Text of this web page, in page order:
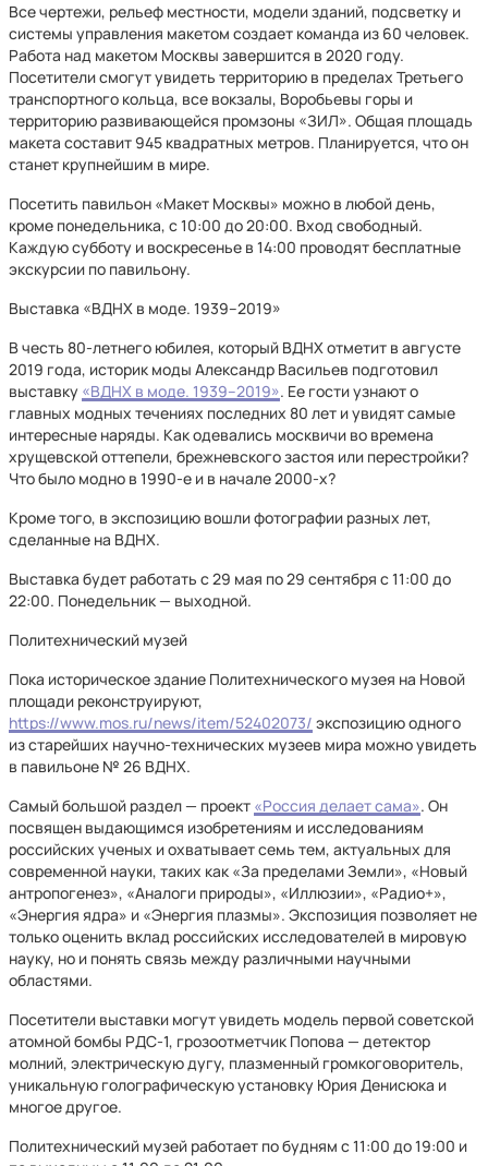
Все чертежи, рельеф местности, модели зданий, подсветку и
системы управления макетом создает команда из 60 человек.
Работа над макетом Москвы завершится в 2020 году.
Посетители смогут увидеть территорию в пределах Третьего
транспортного кольца, все вокзалы, Воробьевы горы и
территорию развивающейся промзоны «ЗИЛ». Общая площадь
макета составит 945 квадратных метров. Планируется, что он
станет крупнейшим в мире.
Посетить павильон «Макет Москвы» можно в любой день,
кроме понедельника, с 10:00 до 20:00. Вход свободный.
Каждую субботу и воскресенье в 14:00 проводят бесплатные
экскурсии по павильону.
Выставка «ВДНХ в моде. 1939–2019»
В честь 80-летнего юбилея, который ВДНХ отметит в августе
2019 года, историк моды Александр Васильев подготовил
выставку «ВДНХ в моде. 1939–2019». Ее гости узнают о
главных модных течениях последних 80 лет и увидят самые
интересные наряды. Как одевались москвичи во времена
хрущевской оттепели, брежневского застоя или перестройки?
Что было модно в 1990-е и в начале 2000-х?
Кроме того, в экспозицию вошли фотографии разных лет,
сделанные на ВДНХ.
Выставка будет работать с 29 мая по 29 сентября с 11:00 до
22:00. Понедельник — выходной.
Политехнический музей
Пока историческое здание Политехнического музея на Новой
площади реконструируют,
https://www.mos.ru/news/item/52402073/ экспозицию одного
из старейших научно-технических музеев мира можно увидеть
в павильоне № 26 ВДНХ.
Самый большой раздел — проект «Россия делает сама». Он
посвящен выдающимся изобретениям и исследованиям
российских ученых и охватывает семь тем, актуальных для
современной науки, таких как «За пределами Земли», «Новый
антропогенез», «Аналоги природы», «Иллюзии», «Радио+»,
«Энергия ядра» и «Энергия плазмы». Экспозиция позволяет не
только оценить вклад российских исследователей в мировую
науку, но и понять связь между различными научными
областями.
Посетители выставки могут увидеть модель первой советской
атомной бомбы РДС-1, грозоотметчик Попова — детектор
молний, электрическую дугу, плазменный громкоговоритель,
уникальную голографическую установку Юрия Денисюка и
многое другое.
Политехнический музей работает по будням с 11:00 до 19:00 и